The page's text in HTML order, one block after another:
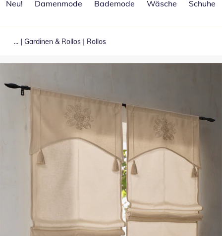
Neu!
Damenmode Bademode Wäsche Schuhe
... | Gardinen & Rollos | Rollos